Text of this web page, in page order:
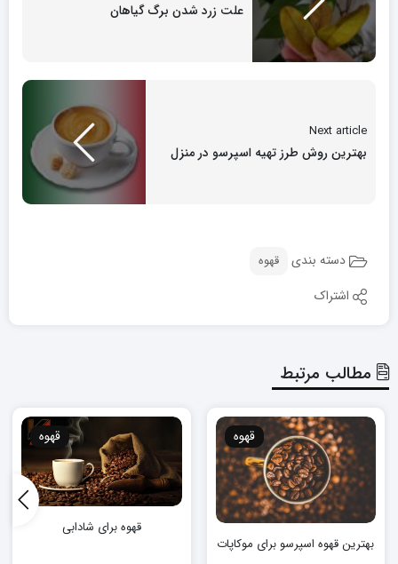
علت زرد شدن برگ گیاهان
Next article
بهترین روش طرز تهیه اسپرسو در منزل
دسته بندی قهوه
اشتراک
مطالب مرتبط
قهوه
بهترین قهوه اسپرسو برای موکاپات
قهوه
قهوه برای شادابی